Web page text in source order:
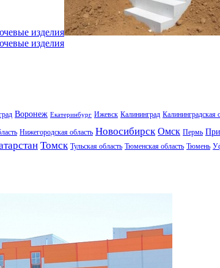
изделия
изделия
Воронеж Екатеринбург Ижевск Калининград Калининградская
Нижегородская область Новосибирск Омск Пермь
Томск Тульская область Тюменская область Тюмень